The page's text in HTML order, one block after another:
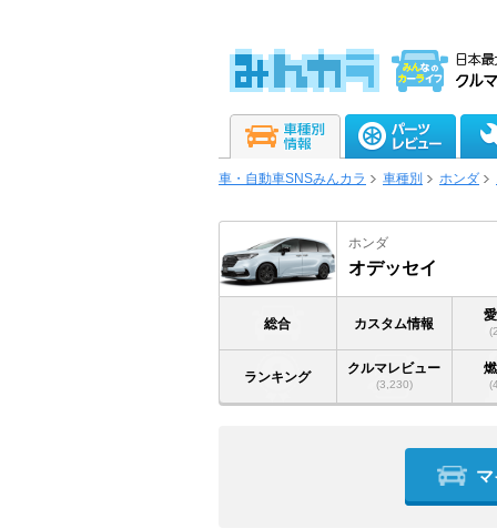
車・自動車SNSみんカラ 車種別 ホンダ
ホンダ
オデッセイ
総合 カスタム情報
ランキング
クルマレビュー
(3,230)